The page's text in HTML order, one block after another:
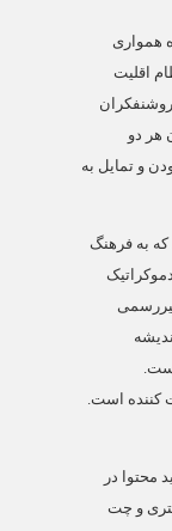
همواری
اقلیت
هر دو
و تمایل به
به فرهنگ
کننده است.
محتوا در
و چت